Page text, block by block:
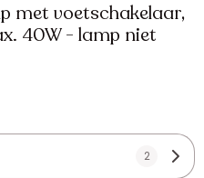
met voetschakelaar,
40W - lamp niet
2